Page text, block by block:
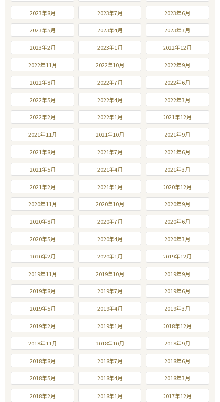
2023年8月 2023年7月 2023年6月
2023年5月 2023年4月 2023年3月
2023年2月 2023年1月 2022年12月
2022年11月 2022年10月 2022年9月
2022年8月 2022年7月 2022年6月
2022年5月 2022年4月 2022年3月
2022年2月 2022年1月 2021年12月
2021年11月 2021年10月 2021年9月
2021年8月 2021年7月 2021年6月
2021年5月 2021年4月 2021年3月
2021年2月 2021年1月 2020年12月
2020年11月 2020年10月 2020年9月
2020年8月 2020年7月 2020年6月
2020年5月 2020年4月 2020年3月
2020年2月 2020年1月 2019年12月
2019年11月 2019年10月 2019年9月
2019年8月 2019年7月 2019年6月
2019年5月 2019年4月 2019年3月
2019年2月 2019年1月 2018年12月
2018年11月 2018年10月 2018年9月
2018年8月 2018年7月 2018年6月
2018年5月 2018年4月 2018年3月
2018年2月 2018年1月 2017年12月